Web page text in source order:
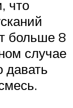
что
больше 8
случае
давать